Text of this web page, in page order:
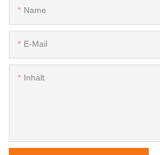
Name
E-Mail
Inhalt